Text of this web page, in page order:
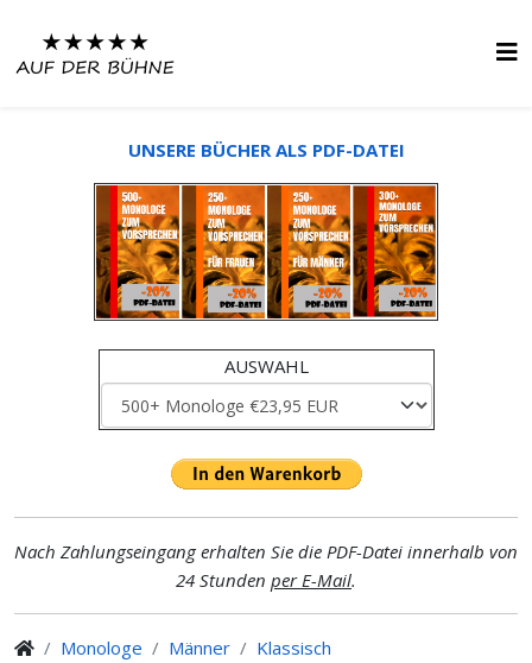
UNSERE BÜCHER ALS PDF-DATEI
AUSWAHL
Nach Zahlungseingang erhalten Sie die PDF-Datei innerhalb von
24 Stunden per E-Mail.
Monologe Männer
Klassisch